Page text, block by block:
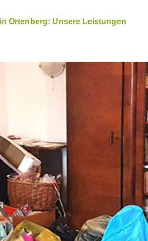
Ortenberg: Unsere Leistungen